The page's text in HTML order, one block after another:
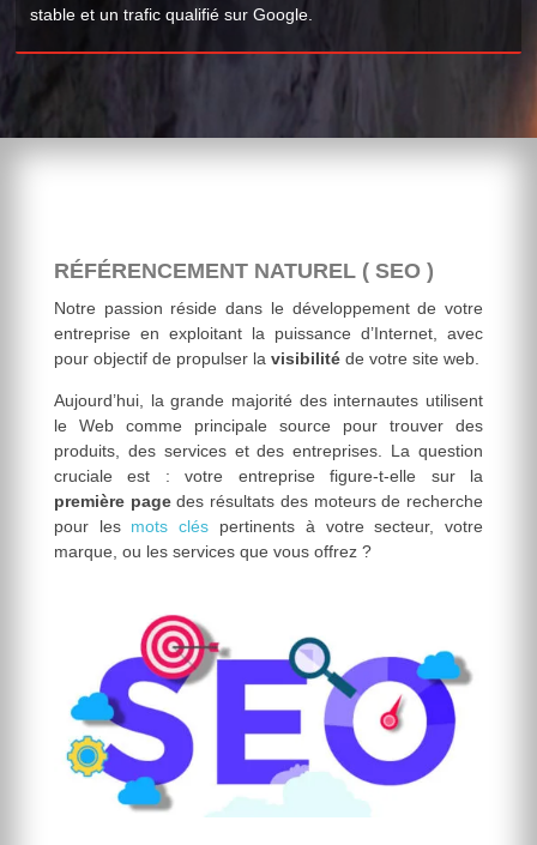
stable et un trafic qualifié sur Google.
RÉFÉRENCEMENT NATUREL ( SEO )
Notre passion réside dans le développement de votre
entreprise en exploitant la puissance d’Internet, avec
pour objectif de propulser la visibilitéde votre site web.
Aujourd’hui, la grande majorité des internautes utilisent
le Web comme principale source pour trouver des
produits, des services et des entreprises. La question
cruciale est : votre entreprise figure-t-elle sur la
première pagedes résultats des moteurs de recherche
pour les mots clés pertinents à votre secteur, votre
marque, ou les services que vous offrez ?